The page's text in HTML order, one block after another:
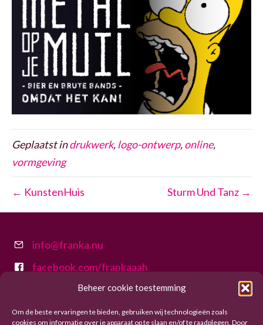
Beheer cookie toestemming
Om de beste ervaringen te bieden, gebruiken wij technologieën zoals
cookies om informatie over je apparaat op te slaan en/of te raadplegen. Door
Geplaatst indrukwerk,logo-ontwerp,online,
vormgeving
← KunstenHuis Sturm Und Tanz →
info@franka.nu
info@franka.nu
facebook.com/frankaaah
facebook.com/frankaaah
instagram.com/franka.nu/
instagram.com/franka.nu
Franka.nu is onderdeel vanKreatief